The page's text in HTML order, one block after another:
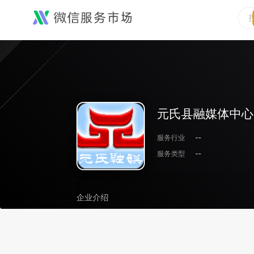
元氏县融媒体中心
服务行业
--
服务类型
--
企业介绍